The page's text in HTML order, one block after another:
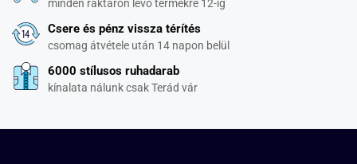
minden raktáron lévő termékre 12-ig
Csere és pénz vissza térítés
csomag átvétele után 14 napon belül
6000 stílusos ruhadarab
kínalata nálunk csak Terád vár